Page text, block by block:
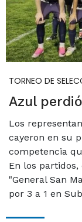
TORNEO DE
Azul
Los
cayeron en su
competencia
En los
"General San
por 3 a 1 en